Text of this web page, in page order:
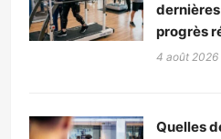
progrès
4 août 2026
Quelles